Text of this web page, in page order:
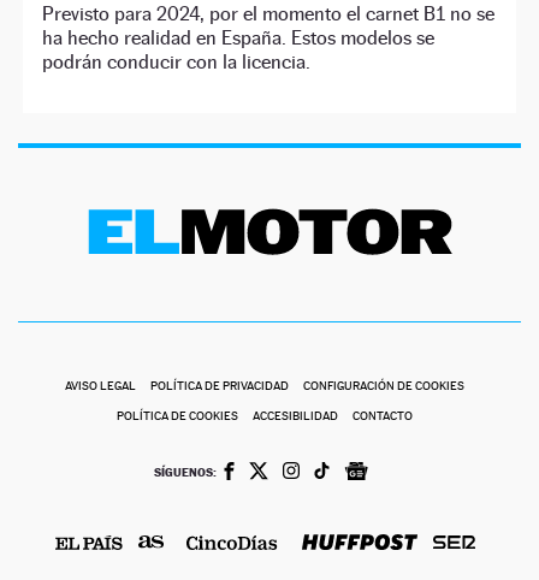
Previsto para 2024, por el momento el carnet B1 no se
ha hecho realidad en España. Estos modelos se
podrán conducir con la licencia.
AVISO LEGAL POLÍTICA DE PRIVACIDAD CONFIGURACIÓN DE COOKIES
POLÍTICA DE COOKIES ACCESIBILIDAD CONTACTO
SÍGUENOS: